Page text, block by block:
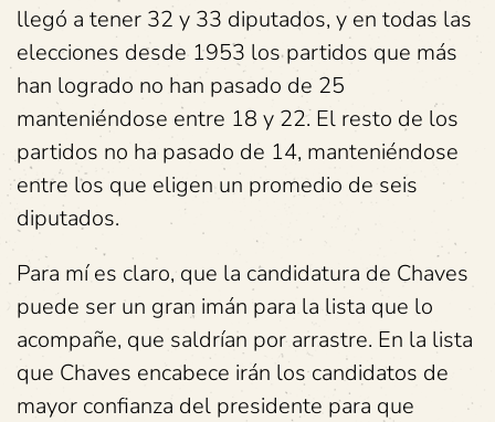
llegó a tener 32 y 33 diputados, y en todas las
elecciones desde 1953 los partidos que más
han logrado no han pasado de 25
manteniéndose entre 18 y 22. El resto de los
partidos no ha pasado de 14, manteniéndose
entre los que eligen un promedio de seis
diputados.
Para mí es claro, que la candidatura de Chaves
puede ser un gran imán para la lista que lo
acompañe, que saldrían por arrastre. En la lista
que Chaves encabece irán los candidatos de
mayor confianza del presidente para que